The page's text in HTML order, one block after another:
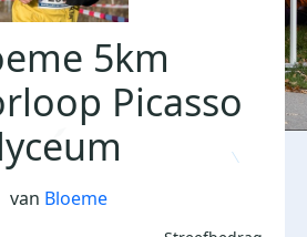
5km
Picasso
van Bloeme